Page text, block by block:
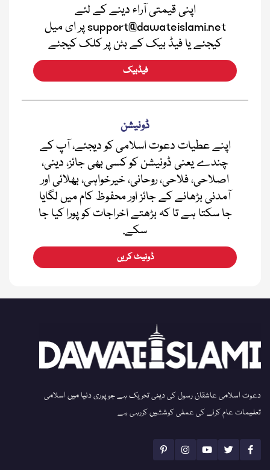
اپنی قیمتی آراء دینے کے لئے
support@dawateislami.net پر ای میل
کیجئے یا فیڈ بیک کے بٹن پر کلک کیجئے
فیڈبیک
ڈونیشن
اپنے عطیات دعوت اسلامی کو دیجئے، آپ کے
چندے یعنی ڈونیشن کو کسی بھی جائز، دینی،
اصلاحی، فلاحی، روحانی، خیرخواہی، بھلائی اور
آمدنی بڑھانے کے جائز اور محفوظ کام میں لگایا
جا سکتا ہے تا کہ بڑھتے اخراجات کو پورا کیا جا
سکے.
ڈونیٹ کریں
دعوت اسلامی عاشقان رسول کی دینی تحریک ہے جو پوری دنیا میں اسلامی
تعلیمات عام کرنے کی عملی کوششیں کررہی ہے